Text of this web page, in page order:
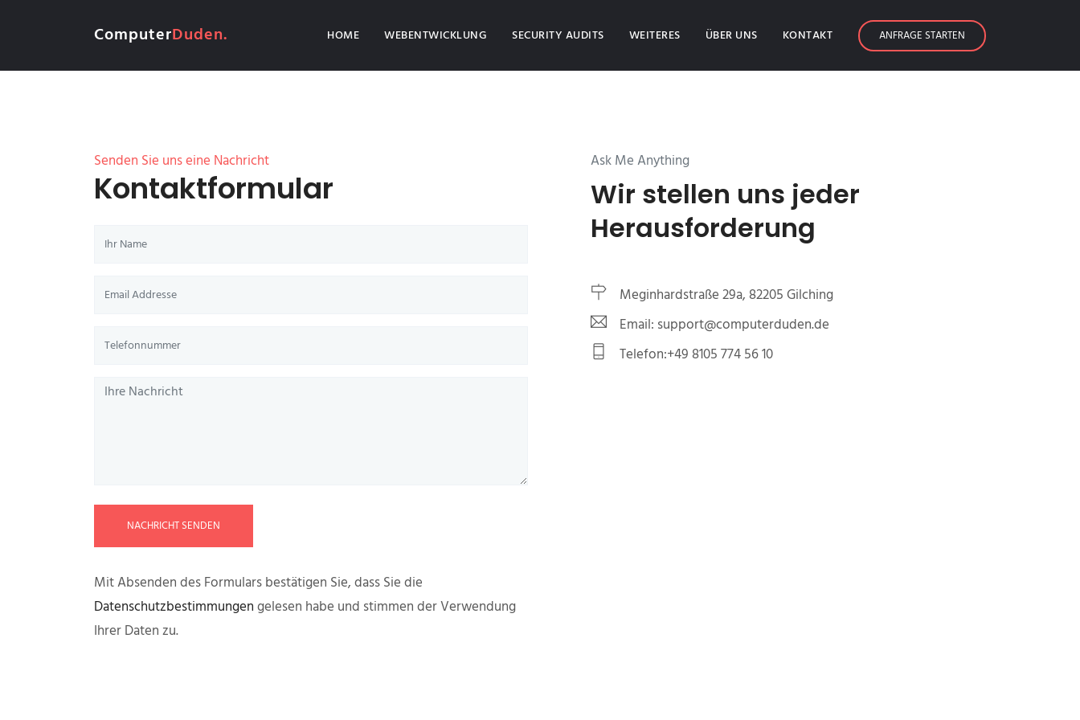
ComputerDuden. HOME(CURRENT)
WEBENTWICKLUNG SECURITY AUDITS WEITERES ÜBER UNS KONTAKT ANFRAGE STARTEN
Senden Sie uns eine Nachricht
Kontaktformular
NACHRICHT SENDEN
Mit Absenden des Formulars bestätigen Sie, dass Sie die
Datenschutzbestimmungengelesen habe und stimmen der Verwendung
Ihrer Daten zu.
Ask Me Anything
Wir stellen uns jeder
Herausforderung
Meginhardstraße 29a, 82205 Gilching
Email: support@computerduden.de
Telefon:+49 8105 774 56 10